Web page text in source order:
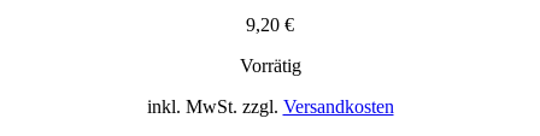
9,20 €
Vorrätig
inkl. MwSt. zzgl. Versandkosten